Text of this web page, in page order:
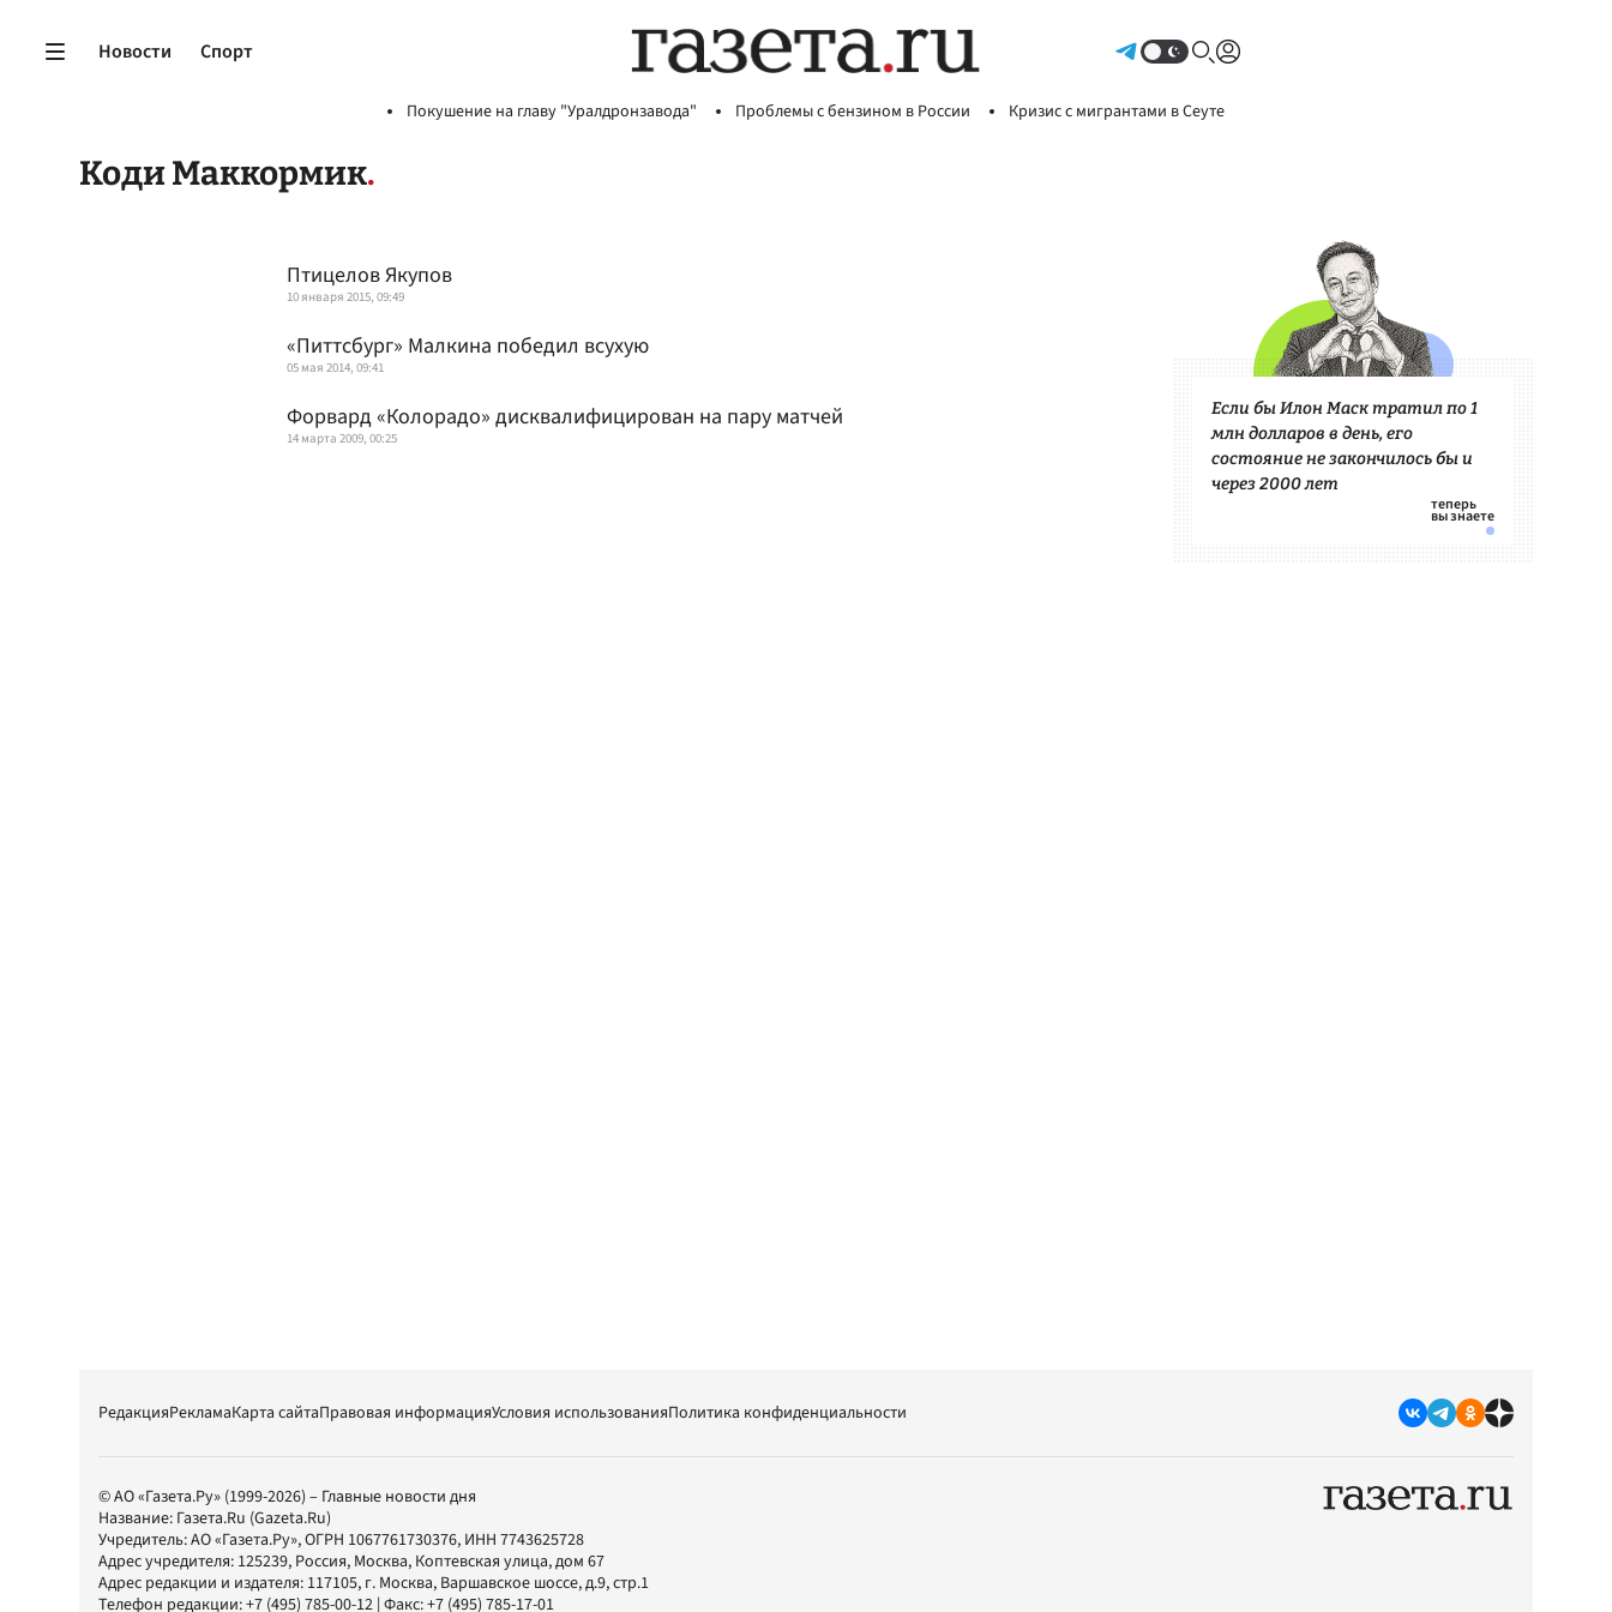
Новости Спорт
Покушение на главу "Уралдронзавода" Проблемы с бензином в России Кризис с мигрантами в Сеуте
Коди Маккормик
Птицелов Якупов
10 января 2015, 09:49
«Питтсбург» Малкина победил всухую
05 мая 2014, 09:41
Форвард «Колорадо» дисквалифицирован на пару матчей
14 марта 2009, 00:25
Если бы Илон Маск тратил по 1
млн долларов в день, его
состояние не закончилось бы и
через 2000 лет
РедакцияРекламаКарта сайтаПравовая информацияУсловия использованияПолитика конфиденциальности
© АО «Газета.Ру» (1999-2026) – Главные новости дня
Название: Газета.Ru (Gazeta.Ru)
Учредитель:АО «Газета.Ру», ОГРН 1067761730376, ИНН 7743625728
Адрес учредителя: 125239, Россия, Москва, Коптевская улица, дом 67
Адрес редакции и издателя: 117105, г. Москва, Варшавское шоссе, д.9, стр.1
Телефон редакции:+7 (495) 785-00-12 | Факс:+7 (495) 785-17-01